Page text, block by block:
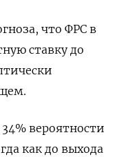
что ФРС в
ставку до
вероятности
как до выхода